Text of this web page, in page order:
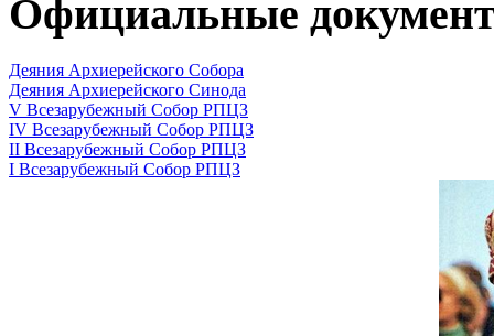
Официальные
Деяния Архиерейского Собора
Деяния Архиерейского Синода
V Всезарубежный Собор РПЦЗ
IV Всезарубежный Собор РПЦЗ
II Всезарубежный Собор РПЦЗ
I Всезарубежный Собор РПЦЗ